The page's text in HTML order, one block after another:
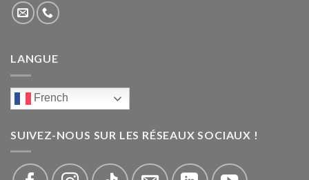
LANGUE
French
SUIVEZ-NOUS SUR LES RÉSEAUX SOCIAUX !